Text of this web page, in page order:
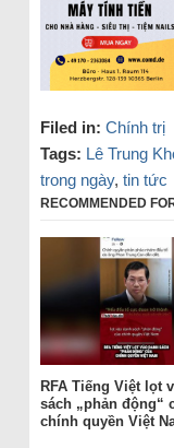
Filed in: Chính trị
Tags: Lê Trung
trong ngày, tin tức
RECOMMENDED
RFA Tiếng Việt lọt
sách „phản động“
chính quyền Việt